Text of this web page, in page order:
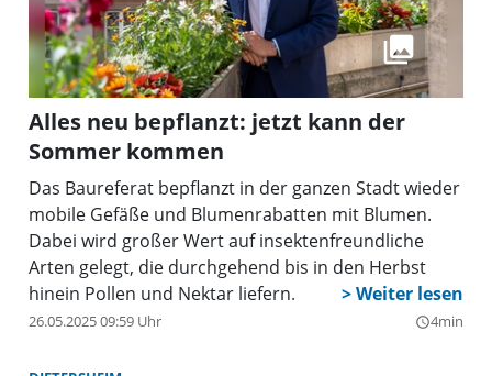
Alles neu bepflanzt: jetzt kann der
Sommer kommen
Das Baureferat bepflanzt in der ganzen Stadt wieder
mobile Gefäße und Blumenrabatten mit Blumen.
Dabei wird großer Wert auf insektenfreundliche
Arten gelegt, die durchgehend bis in den Herbst
hinein Pollen und Nektar liefern.
26.05.2025 09:59 Uhr query_builder4min